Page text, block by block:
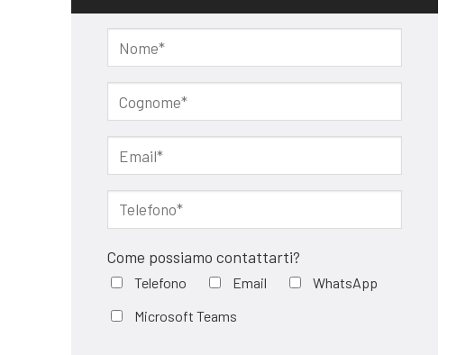
Come possiamo contattarti?
Telefono Email
WhatsApp
Microsoft Teams